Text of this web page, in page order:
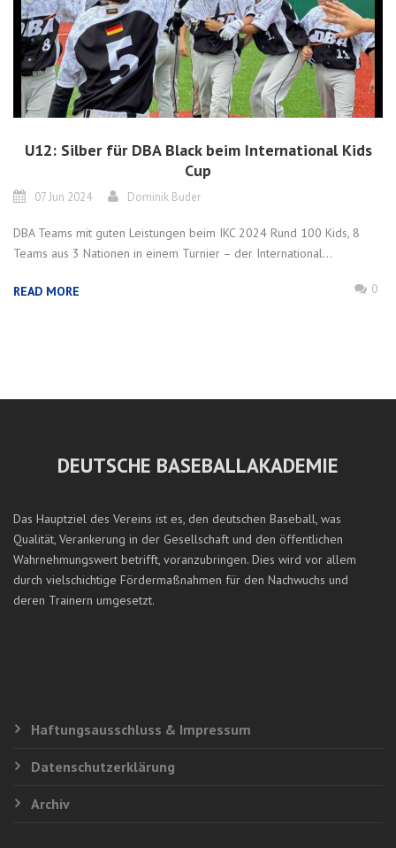
U12: Silber für DBA Black beim International Kids
Cup
07 Jun 2024 Dominik Buder
DBA Teams mit guten Leistungen beim IKC 2024 Rund 100 Kids, 8
Teams aus 3 Nationen in einem Turnier – der International...
READ MORE 0
DEUTSCHE BASEBALLAKADEMIE
Das Hauptziel des Vereins ist es, den deutschen Baseball, was
Qualität, Verankerung in der Gesellschaft und den öffentlichen
Wahrnehmungswert betrifft, voranzubringen. Dies wird vor allem
durch vielschichtige Fördermaßnahmen für den Nachwuchs und
deren Trainern umgesetzt.
Haftungsausschluss & Impressum
Datenschutzerklärung
Archiv